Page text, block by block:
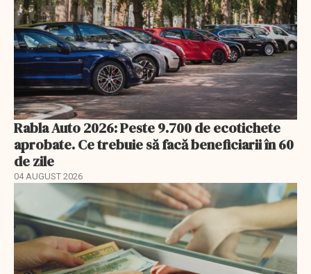
Rabla Auto 2026: Peste 9.700 de ecotichete
aprobate. Ce trebuie să facă beneficiarii în 60
de zile
04 AUGUST 2026